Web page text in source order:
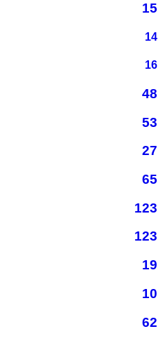
15
14
16
48
53
27
65
123
123
19
10
62